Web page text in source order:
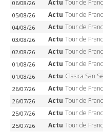
06/08/26 Actu Tour de France Femmes 2026,
05/08/26 Actu Tour de France Femmes 2026, étape
04/08/26 Actu Tour de France Femmes 2026,
03/08/26 Actu Tour de France Femmes 2026,
02/08/26 Actu Tour de France Femmes 2026,
01/08/26 Actu Tour de France Femmes 2026,
01/08/26 Actu Clasica San Sebastian 2026
26/07/26 Actu Tour de France 2026 – Van der
26/07/26 Actu Tour de France 2026 – Étape 21 : Van
25/07/26 Actu Tour de France 2026 – Richard
25/07/26 Actu Tour de France 2026 – Étape 20 :